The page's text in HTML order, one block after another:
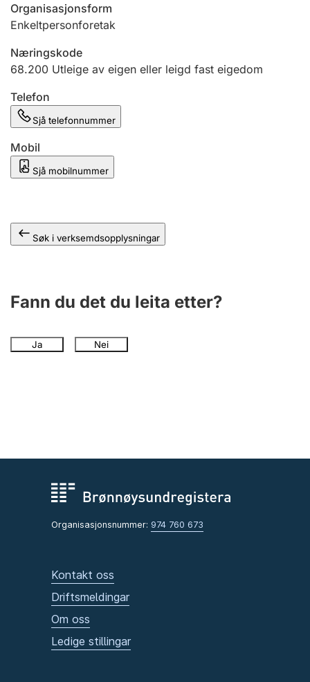
Andre tema
Organisasjonsform
Enkeltpersonforetak
Næringskode
68.200 Utleige av eigen eller leigd fast eigedom
Telefon
Sjå telefonnummer
Mobil
Sjå mobilnummer
Søk i verksemdsopplysningar
Fann du det du leita etter?
Ja Nei
Organisasjonsnummer: 974 760 673
Kontakt oss
Driftsmeldingar
Om oss
Ledige stillingar